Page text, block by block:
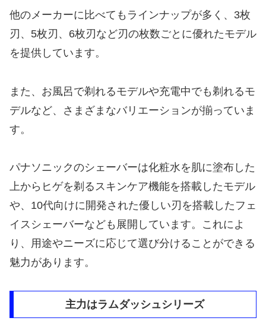
他のメーカーに比べてもラインナップが多く、3枚
刃、5枚刃、6枚刃など刃の枚数ごとに優れたモデル
を提供しています。
また、お風呂で剃れるモデルや充電中でも剃れるモ
デルなど、さまざまなバリエーションが揃っていま
す。
パナソニックのシェーバーは化粧水を肌に塗布した
上からヒゲを剃るスキンケア機能を搭載したモデル
や、10代向けに開発された優しい刃を搭載したフェ
イスシェーバーなども展開しています。これによ
り、用途やニーズに応じて選び分けることができる
魅力があります。
主力はラムダッシュシリーズ